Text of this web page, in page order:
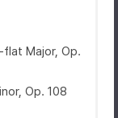
flat Major, Op.
Op. 108